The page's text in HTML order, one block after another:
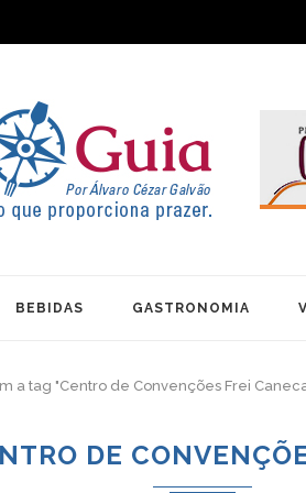
BEBIDAS GASTRONOMIA
a tag "Centro de Convenções Frei
DE